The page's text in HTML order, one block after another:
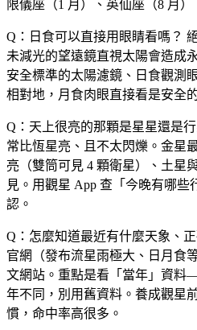
限儀座（1 月）、英仙座（8 月）
Q：日食可以直接用眼睛看嗎？
未減光的望遠鏡直視太陽會造成
安全標準的太陽濾鏡、日食觀測
相對地，月食肉眼直接看是安全
Q：天上很亮的那顆是星星還是行
常比恆星亮、且不太閃爍。金星
亮（雙筒可見 4 顆衛星）、土星
見。用觀星 App 查「今晚有哪些
認。
Q：怎麼知道最近有什麼天象、正
官網（發布流星雨極大、日月食
文網站。重點是看「當年」資
年不同，別用舊資料。養成觀星
慣，命中率高很多。